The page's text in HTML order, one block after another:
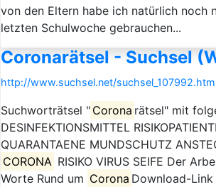
von den Eltern habe ich natürlich noch
letzten Schulwoche gebrauchen...
Coronarätsel - Suchsel
http://www.suchsel.net/
Suchworträtsel " Corona rätsel" mit
DESINFEKTIONSMITTEL
QUARANTAENE MUNDSCHUTZ
CORONA RISIKO VIRUS SEIFE Der
Worte Rund um Corona Download-